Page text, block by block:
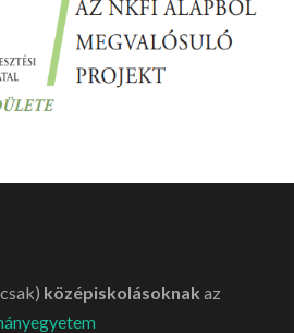
középiskolásoknak az